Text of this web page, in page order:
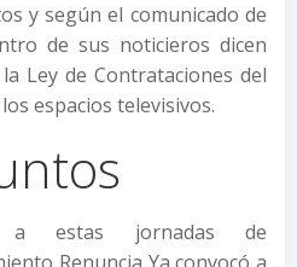
y según el comunicado de
de sus noticieros dicen
Ley de Contrataciones del
espacios televisivos.
a estas jornadas de